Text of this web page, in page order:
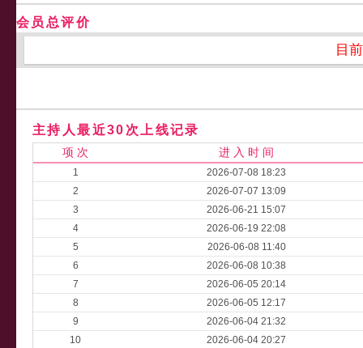
会员总评价
目
主持人最近30次上线记录
项 次 进 入 时 间
1
2026-07-08 18:23
2
2026-07-07 13:09
3
2026-06-21 15:07
4
2026-06-19 22:08
5
2026-06-08 11:40
6
2026-06-08 10:38
7
2026-06-05 20:14
8
2026-06-05 12:17
9
2026-06-04 21:32
10
2026-06-04 20:27